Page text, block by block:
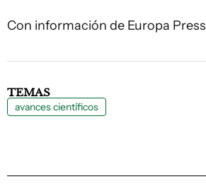
Con información de Europa Press
TEMAS
avances científicos